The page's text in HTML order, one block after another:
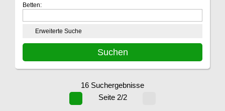
Betten:
Erweiterte Suche
16 Suchergebnisse
Seite 2/2